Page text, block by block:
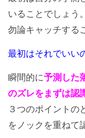
いることでしょう。
勿論キャッチする
最初はそれでいい
瞬間的に予測した
のズレをまずは認
３つのポイントの
をノックを重ねて